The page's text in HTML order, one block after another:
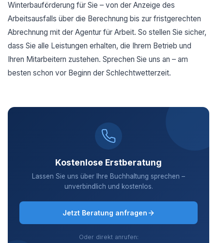
Winterbauförderung für Sie – von der Anzeige des
Arbeitsausfalls über die Berechnung bis zur fristgerechten
Abrechnung mit der Agentur für Arbeit. So stellen Sie sicher,
dass Sie alle Leistungen erhalten, die Ihrem Betrieb und
Ihren Mitarbeitern zustehen. Sprechen Sie uns an – am
besten schon vor Beginn der Schlechtwetterzeit.
Kostenlose Erstberatung
Lassen Sie uns über Ihre Buchhaltung sprechen –
unverbindlich und kostenlos.
Jetzt Beratung anfragen
Oder direkt anrufen: